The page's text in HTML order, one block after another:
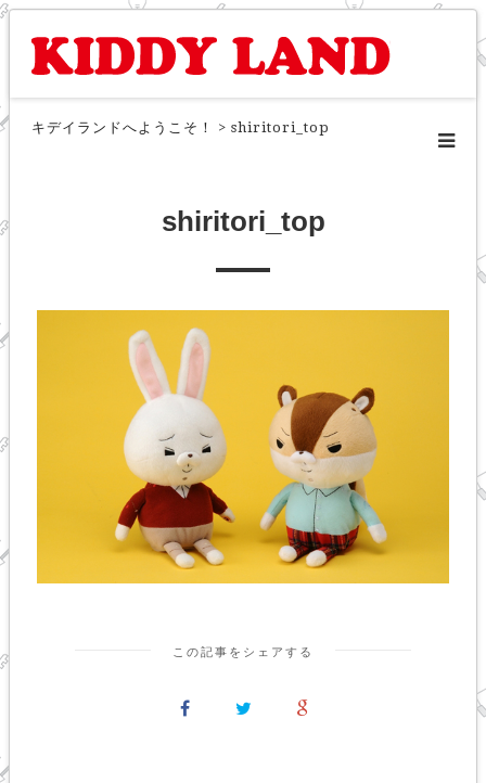
キデイランドへようこそ！ > shiritori_top
shiritori_top
この記事をシェアする